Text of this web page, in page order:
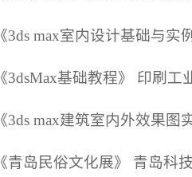
《3ds max室内设计基础与
《3dsMax基础教程》 印刷工
《3ds max建筑室内外效果
《青岛民俗文化展》 青岛科